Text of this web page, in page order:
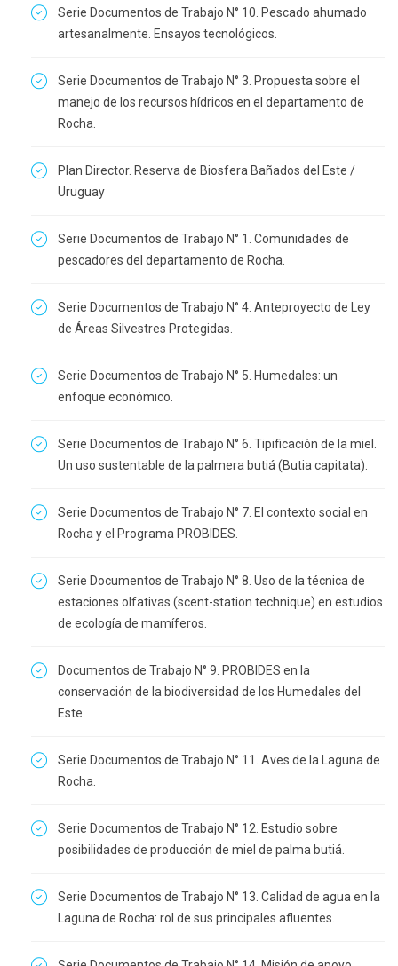
Serie Documentos de Trabajo N° 10. Pescado ahumado
artesanalmente. Ensayos tecnológicos.
Serie Documentos de Trabajo N° 3. Propuesta sobre el
manejo de los recursos hídricos en el departamento de
Rocha.
Plan Director. Reserva de Biosfera Bañados del Este /
Uruguay
Serie Documentos de Trabajo N° 1. Comunidades de
pescadores del departamento de Rocha.
Serie Documentos de Trabajo N° 4. Anteproyecto de Ley
de Áreas Silvestres Protegidas.
Serie Documentos de Trabajo N° 5. Humedales: un
enfoque económico.
Serie Documentos de Trabajo N° 6. Tipificación de la miel.
Un uso sustentable de la palmera butiá (Butia capitata).
Serie Documentos de Trabajo N° 7. El contexto social en
Rocha y el Programa PROBIDES.
Serie Documentos de Trabajo N° 8. Uso de la técnica de
estaciones olfativas (scent-station technique) en estudios
de ecología de mamíferos.
Documentos de Trabajo N° 9. PROBIDES en la
conservación de la biodiversidad de los Humedales del
Este.
Serie Documentos de Trabajo N° 11. Aves de la Laguna de
Rocha.
Serie Documentos de Trabajo N° 12. Estudio sobre
posibilidades de producción de miel de palma butiá.
Serie Documentos de Trabajo N° 13. Calidad de agua en la
Laguna de Rocha: rol de sus principales afluentes.